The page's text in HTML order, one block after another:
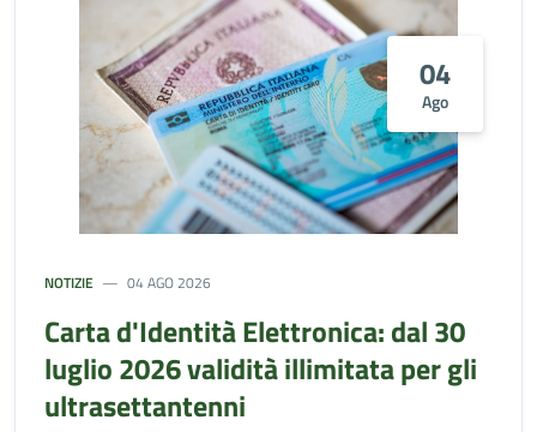
04
Ago
NOTIZIE 04 AGO 2026
Carta d'Identità Elettronica: dal 30
luglio 2026 validità illimitata per gli
ultrasettantenni